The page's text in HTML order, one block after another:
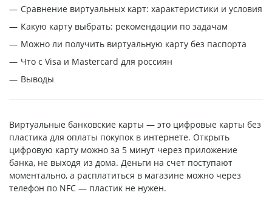
Сравнение виртуальных карт: характеристики и условия
Какую карту выбрать: рекомендации по задачам
Можно ли получить виртуальную карту без паспорта
Что с Visa и Mastercard для россиян
Выводы
Виртуальные банковские карты — это цифровые карты без
пластика для оплаты покупок в интернете. Открыть
цифровую карту можно за 5 минут через приложение
банка, не выходя из дома. Деньги на счет поступают
моментально, а расплатиться в магазине можно через
телефон по NFC — пластик не нужен.